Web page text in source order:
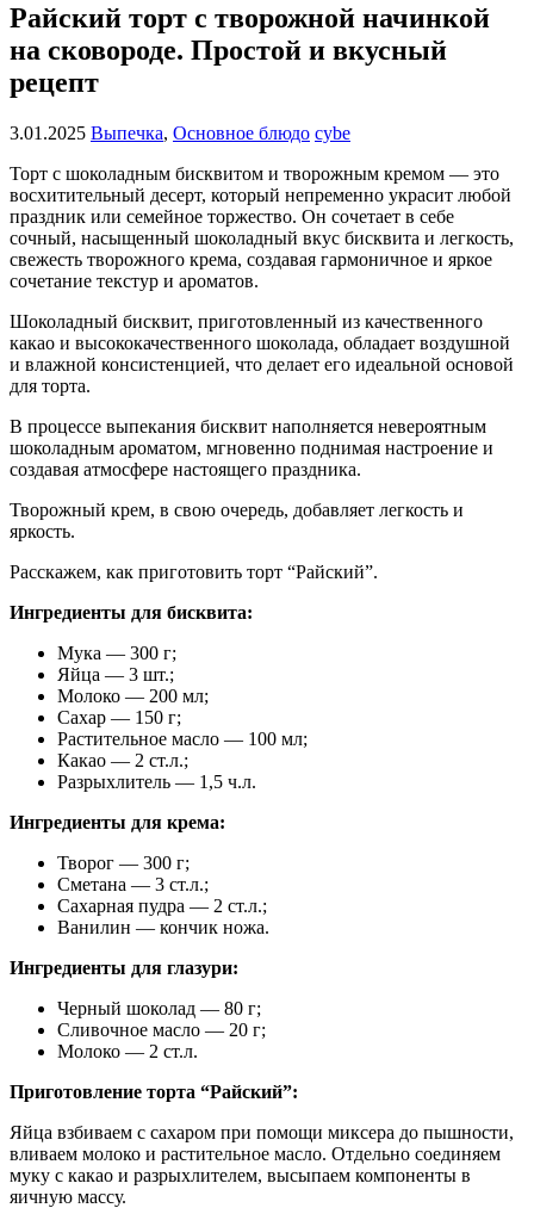
Райский торт с творожной начинкой
на сковороде. Простой и вкусный
рецепт
3.01.2025 Выпечка, Основное блюдо cybe
Торт с шоколадным бисквитом и творожным кремом — это
восхитительный десерт, который непременно украсит любой
праздник или семейное торжество. Он сочетает в себе
сочный, насыщенный шоколадный вкус бисквита и легкость,
свежесть творожного крема, создавая гармоничное и яркое
сочетание текстур и ароматов.
Шоколадный бисквит, приготовленный из качественного
какао и высококачественного шоколада, обладает воздушной
и влажной консистенцией, что делает его идеальной основой
для торта.
В процессе выпекания бисквит наполняется невероятным
шоколадным ароматом, мгновенно поднимая настроение и
создавая атмосфере настоящего праздника.
Творожный крем, в свою очередь, добавляет легкость и
яркость.
Расскажем, как приготовить торт “Райский”.
Ингредиенты для бисквита:
Мука — 300 г;
Яйца — 3 шт.;
Молоко — 200 мл;
Сахар — 150 г;
Растительное масло — 100 мл;
Какао — 2 ст.л.;
Разрыхлитель — 1,5 ч.л.
Ингредиенты для крема:
Творог — 300 г;
Сметана — 3 ст.л.;
Сахарная пудра — 2 ст.л.;
Ванилин — кончик ножа.
Ингредиенты для глазури:
Черный шоколад — 80 г;
Сливочное масло — 20 г;
Молоко — 2 ст.л.
Приготовление торта “Райский”:
Яйца взбиваем с сахаром при помощи миксера до пышности,
вливаем молоко и растительное масло. Отдельно соединяем
муку с какао и разрыхлителем, высыпаем компоненты в
яичную массу.